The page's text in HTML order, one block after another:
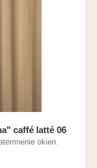
caffé latté 06
okien.